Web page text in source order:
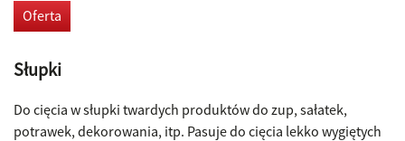
Oferta
Słupki
Do cięcia w słupki twardych produktów do zup, sałatek,
potrawek, dekorowania, itp. Pasuje do cięcia lekko wygiętych